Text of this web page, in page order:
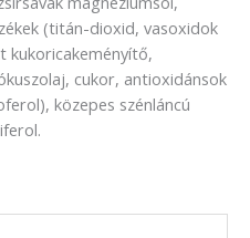
(titán-dioxid, vasoxidok
cukor, antioxidánsok
közepes szénláncú